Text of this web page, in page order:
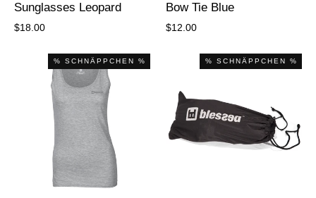
Sunglasses Leopard
$18.00
Bow Tie Blue
$12.00
% SCHNÄPPCHEN % % SCHNÄPPCHEN %